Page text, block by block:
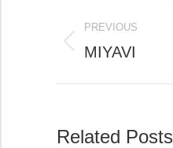
navigation
PREVIOUS
Previous
MIYAVI
Related Posts